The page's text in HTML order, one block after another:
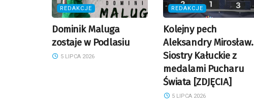
REDAKCJE
Dominik Maluga
zostaje w Podlasiu
5 LIPCA 2026
REDAKCJE
Kolejny pech
Aleksandry Mirosław.
Siostry Kałuckie z
medalami Pucharu
Świata [ZDJĘCIA]
5 LIPCA 2026